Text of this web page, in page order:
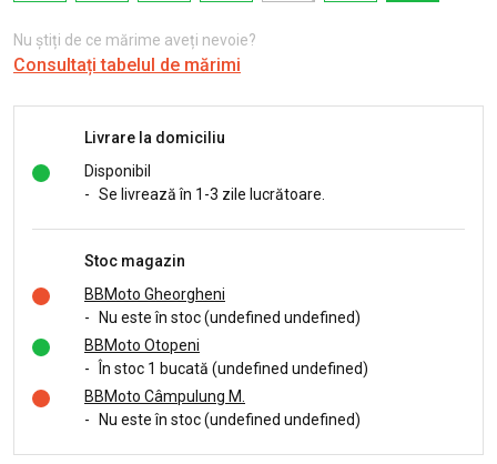
Nu știți de ce mărime aveți nevoie?
Consultați tabelul de mărimi
Livrare la domiciliu
Disponibil
- Se livrează în 1-3 zile lucrătoare.
Stoc magazin
BBMoto Gheorgheni
-
Nu este în stoc (undefined undefined)
BBMoto Otopeni
-
În stoc 1 bucată (undefined undefined)
BBMoto Câmpulung M.
-
Nu este în stoc (undefined undefined)